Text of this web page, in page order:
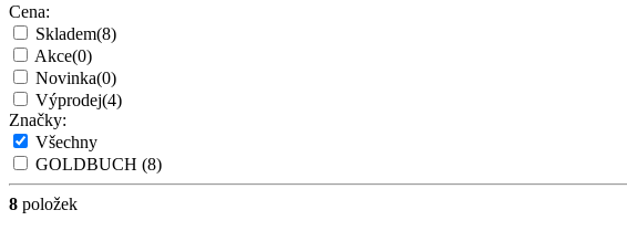
Cena:
Skladem(8)
Akce(0)
Novinka(0)
Výprodej(4)
Značky:
Všechny
GOLDBUCH (8)
8 položek